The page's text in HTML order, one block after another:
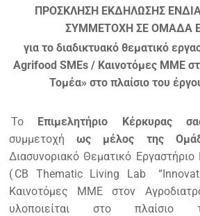
ΠΡΟΣΚΛΗΣΗ ΕΚΔΗΛΩΣΗΣ
ΣΥΜΜΕΤΟΧΗ ΣΕ ΟΜΑΔΑ
για το διαδικτυακό θεματικό
Agrifood SMEs / Καινοτόμες ΜΜΕ
Τομέα» στο πλαίσιο του
Το Επιμελητήριο Κέρκυρας
συμμετοχήως μέλος της
Διασυνοριακό Θεματικό
( CB Thematic Living Lab
Καινοτόμες ΜΜΕ στον
υλοποιείται στο πλαίσιο